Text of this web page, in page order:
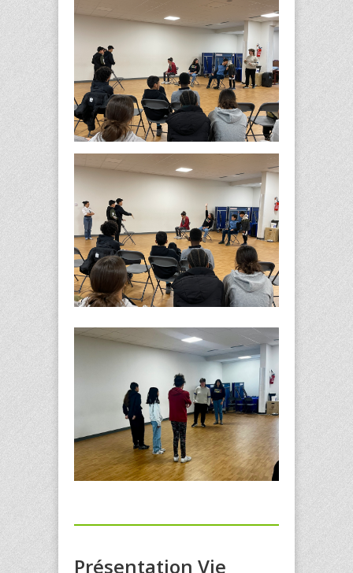
Présentation Vie